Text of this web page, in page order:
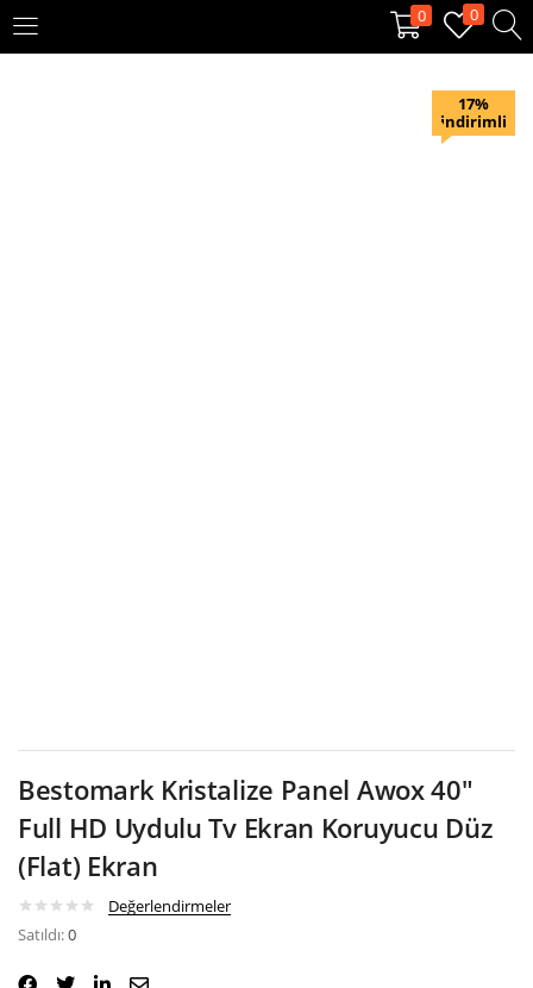
0 0
KAYIT OL
17%
indirimli
Bestomark Kristalize Panel Awox 40″
Full HD Uydulu Tv Ekran Koruyucu Düz
(Flat) Ekran
Değerlendirmeler
Satıldı:0